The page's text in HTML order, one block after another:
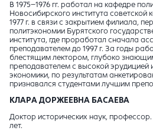
В 1975–1976 гг. работал на кафедре
Новосибирского института советской
1977 г. в связи с закрытием филиала,
политэкономии Бурятского
института, где проработал сначала
преподавателем до 1997 г. За годы
блестящим лектором, глубоко
преподавателем с высокой эрудицией
экономики, по результатам
признавался студентами лучшим
КЛАРА ДОРЖЕЕВНА БАСАЕВА
Доктор исторических наук,
лет.